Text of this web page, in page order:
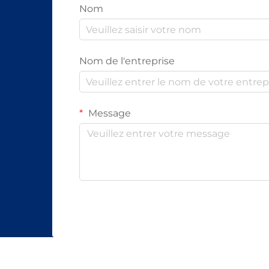
Nom
Nom de l'entreprise
Message